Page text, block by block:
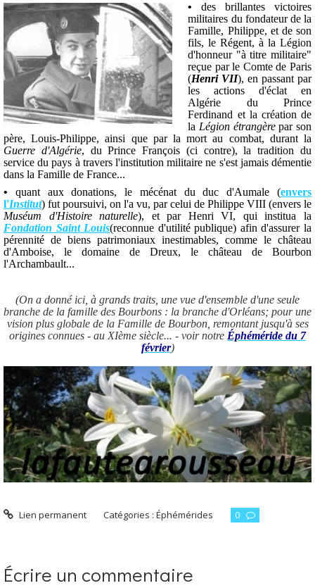
•des brillantes victoires
militaires du fondateur de la
Famille, Philippe, et de son
fils, le Régent, à la Légion
d'honneur "à titre militaire"
reçue par le Comte de Paris
(Henri VII), en passant par
les actions d'éclat en
Algérie du Prince
Ferdinand et la création de
la Légion étrangèrepar son
père, Louis-Philippe, ainsi que par la mort au combat, durant la
Guerre d'Algérie, du Prince François (ci contre), la tradition du
service du pays à travers l'institution militaire ne s'est jamais démentie
dans la Famille de France...
• quant aux donations, le mécénat du duc d'Aumale (envers
l'Institut) fut poursuivi, on l'a vu, par celui de Philippe VIII (envers le
Muséum d'Histoire naturelle), et par Henri VI, qui institua la
Fondation Saint Louis(reconnue d'utilité publique) afin d'assurer la
pérennité de biens patrimoniaux inestimables, comme le château
d'Amboise, le domaine de Dreux, le château de Bourbon
l'Archambault...
(On a donné ici, à grands traits, une vue d'ensemble d'une seule
branche de la famille des Bourbons : la branche d'Orléans; pour une
vision plus globale de la Famille de Bourbon, remontant jusqu'à ses
origines connues - au XIème siècle... - voir notre Éphéméride du 7
février)
Lien permanent Catégories :Éphémérides 0
Écrire un commentaire